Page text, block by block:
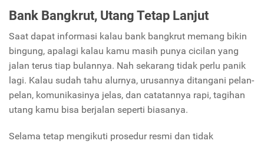
Bank Bangkrut, Utang Tetap Lanjut
Saat dapat informasi kalau bank bangkrut memang bikin
bingung, apalagi kalau kamu masih punya cicilan yang
jalan terus tiap bulannya. Nah sekarang tidak perlu panik
lagi. Kalau sudah tahu alurnya, urusannya ditangani pelan-
pelan, komunikasinya jelas, dan catatannya rapi, tagihan
utang kamu bisa berjalan seperti biasanya.
Selama tetap mengikuti prosedur resmi dan tidak